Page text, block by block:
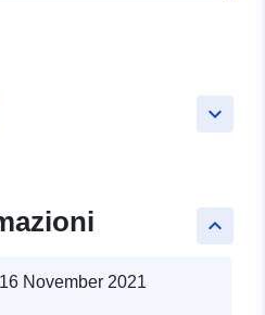
keyboard_arrow_down
keyboard_arrow_up
16 November 2021